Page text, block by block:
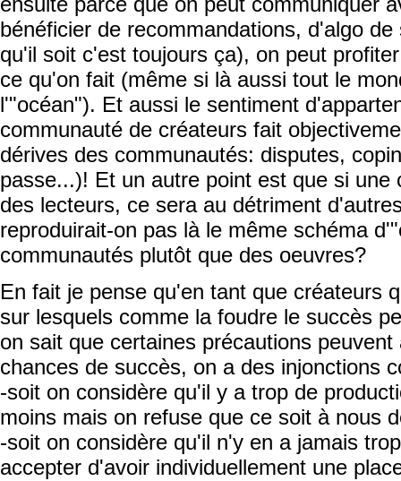
bénéficier de recommandations, d'algo
qu'il soit c'est toujours ça), on peut
ce qu'on fait (même si là aussi tout le
l'"océan"). Et aussi le sentiment
communauté de créateurs fait
dérives des communautés: disputes,
passe...)! Et un autre point est que si une
des lecteurs, ce sera au détriment
reproduirait-on pas là le même schéma
communautés plutôt que des oeuvres?
En fait je pense qu'en tant que créateurs
sur lesquels comme la foudre le succès
on sait que certaines précautions
chances de succès, on a des injonctions
-soit on considère qu'il y a trop de
moins mais on refuse que ce soit à nous
-soit on considère qu'il n'y en a jamais
accepter d'avoir individuellement une